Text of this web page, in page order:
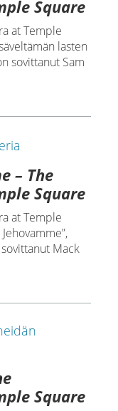
Square
at Temple
lasten
sovittanut Sam
– The
Square
at Temple
Mack
Square